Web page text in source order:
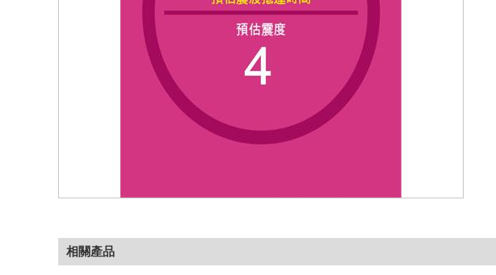
相關產品